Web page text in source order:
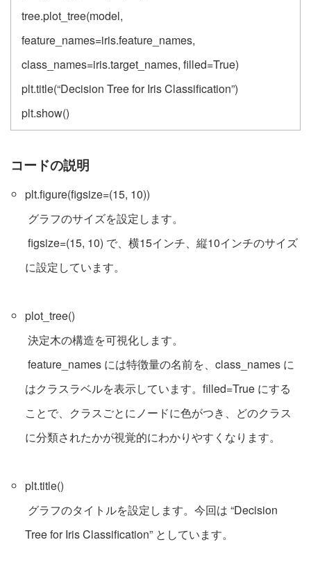
tree.plot_tree(model,
feature_names=iris.feature_names,
class_names=iris.target_names, filled=True)
plt.title(“Decision Tree for Iris Classification”)
plt.show()
コードの説明
plt.figure(figsize=(15, 10))
グラフのサイズを設定します。
figsize=(15, 10) で、横15インチ、縦10インチのサイズ
に設定しています。
plot_tree()
決定木の構造を可視化します。
feature_names には特徴量の名前を、class_names に
はクラスラベルを表示しています。filled=True にする
ことで、クラスごとにノードに色がつき、どのクラス
に分類されたかが視覚的にわかりやすくなります。
plt.title()
グラフのタイトルを設定します。今回は “Decision
Tree for Iris Classification” としています。